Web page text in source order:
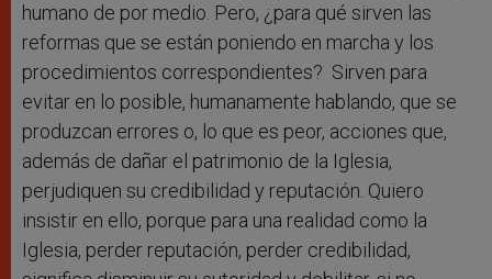
humano de por medio. Pero, ¿para qué sirven las
reformas que se están poniendo en marcha y los
procedimientos correspondientes? Sirven para
evitar en lo posible, humanamente hablando, que se
produzcan errores o, lo que es peor, acciones que,
además de dañar el patrimonio de la Iglesia,
perjudiquen su credibilidad y reputación. Quiero
insistir en ello, porque para una realidad como la
Iglesia, perder reputación, perder credibilidad,